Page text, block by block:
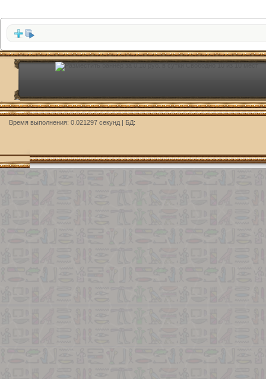
Время выполнения: 0.021297 секунд | БД: